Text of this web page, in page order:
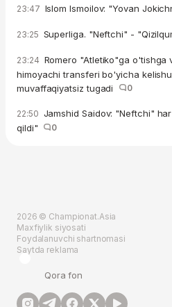
23:47 Islom Ismoilov: "Yovan
23:25 Superliga. "Neftchi" -
23:24 Romero "Atletiko"ga o'tishga
himoyachi transferi bo'yicha
muvaffaqiyatsiz tugadi
0
22:50 Jamshid Saidov: "Neftchi"
qildi"
0
2026 © Championat.Asia
Maxfiylik siyosati
Foydalanuvchi shartnomasi
Saytda reklama
Qora fon